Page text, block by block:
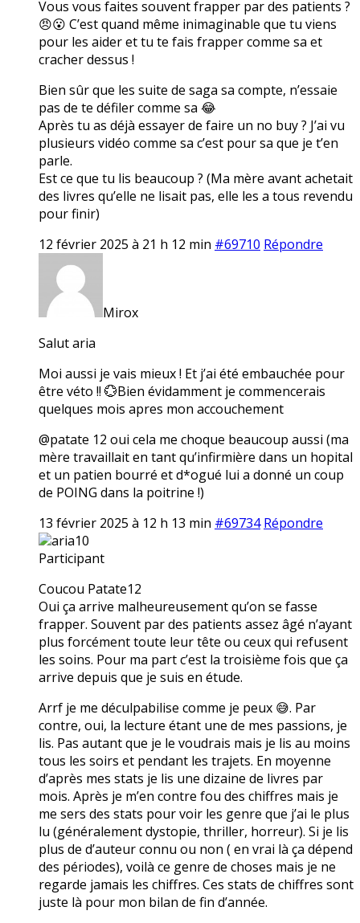
Vous vous faites souvent frapper par des patients ?
😠😮 C’est quand même inimaginable que tu viens
pour les aider et tu te fais frapper comme sa et
cracher dessus !
Bien sûr que les suite de saga sa compte, n’essaie
pas de te défiler comme sa 😂
Après tu as déjà essayer de faire un no buy ? J’ai vu
plusieurs vidéo comme sa c’est pour sa que je t’en
parle.
Est ce que tu lis beaucoup ? (Ma mère avant achetait
des livres qu’elle ne lisait pas, elle les a tous revendu
pour finir)
12 février 2025 à 21 h 12 min #69710 Répondre
Mirox
Salut aria
Moi aussi je vais mieux ! Et j’ai été embauchée pour
être véto !! 💮Bien évidamment je commencerais
quelques mois apres mon accouchement
@patate 12 oui cela me choque beaucoup aussi (ma
mère travaillait en tant qu’infirmière dans un hopital
et un patien bourré et d*ogué lui a donné un coup
de POING dans la poitrine !)
13 février 2025 à 12 h 13 min #69734 Répondre
aria10
Participant
Coucou Patate12
Oui ça arrive malheureusement qu’on se fasse
frapper. Souvent par des patients assez âgé n’ayant
plus forcément toute leur tête ou ceux qui refusent
les soins. Pour ma part c’est la troisième fois que ça
arrive depuis que je suis en étude.
Arrf je me déculpabilise comme je peux 😅. Par
contre, oui, la lecture étant une de mes passions, je
lis. Pas autant que je le voudrais mais je lis au moins
tous les soirs et pendant les trajets. En moyenne
d’après mes stats je lis une dizaine de livres par
mois. Après je m’en contre fou des chiffres mais je
me sers des stats pour voir les genre que j’ai le plus
lu (généralement dystopie, thriller, horreur). Si je lis
plus de d’auteur connu ou non ( en vrai là ça dépend
des périodes), voilà ce genre de choses mais je ne
regarde jamais les chiffres. Ces stats de chiffres sont
juste là pour mon bilan de fin d’année.